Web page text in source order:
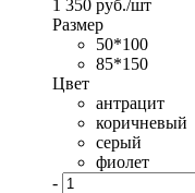
1 350 руб./шт
Размер
50*100
85*150
Цвет
антрацит
коричневый
серый
фиолет
-